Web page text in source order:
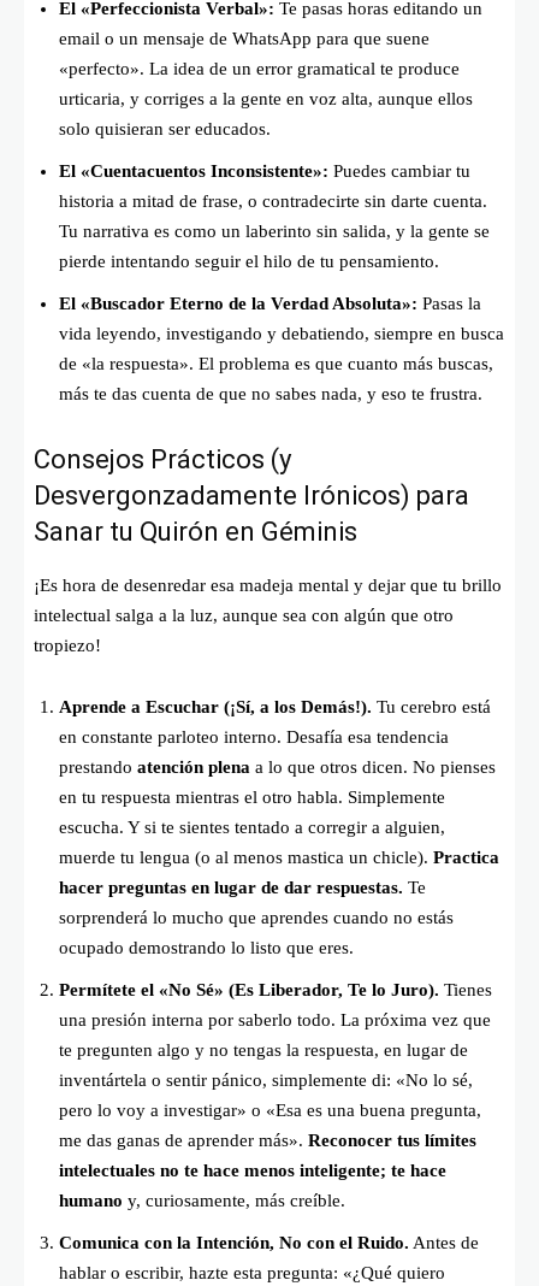
El «Perfeccionista Verbal»: Te pasas horas editando un
email o un mensaje de WhatsApp para que suene
«perfecto». La idea de un error gramatical te produce
urticaria, y corriges a la gente en voz alta, aunque ellos
solo quisieran ser educados.
El «Cuentacuentos Inconsistente»: Puedes cambiar tu
historia a mitad de frase, o contradecirte sin darte cuenta.
Tu narrativa es como un laberinto sin salida, y la gente se
pierde intentando seguir el hilo de tu pensamiento.
El «Buscador Eterno de la Verdad Absoluta»: Pasas la
vida leyendo, investigando y debatiendo, siempre en busca
de «la respuesta». El problema es que cuanto más buscas,
más te das cuenta de que no sabes nada, y eso te frustra.
Consejos Prácticos (y
Desvergonzadamente Irónicos) para
Sanar tu Quirón en Géminis
¡Es hora de desenredar esa madeja mental y dejar que tu brillo
intelectual salga a la luz, aunque sea con algún que otro
tropiezo!
Aprende a Escuchar (¡Sí, a los Demás!). Tu cerebro está
en constante parloteo interno. Desafía esa tendencia
prestando atención plena a lo que otros dicen. No pienses
en tu respuesta mientras el otro habla. Simplemente
escucha. Y si te sientes tentado a corregir a alguien,
muerde tu lengua (o al menos mastica un chicle). Practica
hacer preguntas en lugar de dar respuestas. Te
sorprenderá lo mucho que aprendes cuando no estás
ocupado demostrando lo listo que eres.
Permítete el «No Sé» (Es Liberador, Te lo Juro). Tienes
una presión interna por saberlo todo. La próxima vez que
te pregunten algo y no tengas la respuesta, en lugar de
inventártela o sentir pánico, simplemente di: «No lo sé,
pero lo voy a investigar» o «Esa es una buena pregunta,
me das ganas de aprender más». Reconocer tus límites
intelectuales no te hace menos inteligente; te hace
humano y, curiosamente, más creíble.
Comunica con la Intención, No con el Ruido. Antes de
hablar o escribir, hazte esta pregunta: «¿Qué quiero